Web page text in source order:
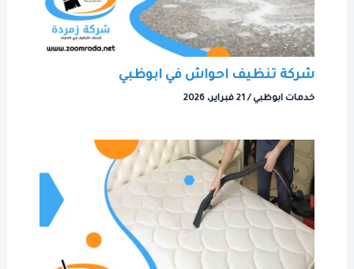
شركة تنظيف احواش في ابوظبي
خدمات ابوظبي /21 فبراير، 2026